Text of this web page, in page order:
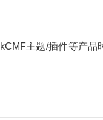
主题/插件等产品